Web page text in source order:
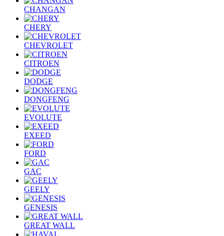
CHANGAN
CHERY
CHEVROLET
CITROEN
DODGE
DONGFENG
EVOLUTE
EXEED
FORD
GAC
GEELY
GENESIS
GREAT WALL